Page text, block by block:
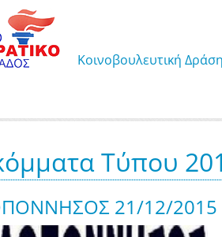
Κοινοβουλευτική Δράση
Τύπου
21/12/2015